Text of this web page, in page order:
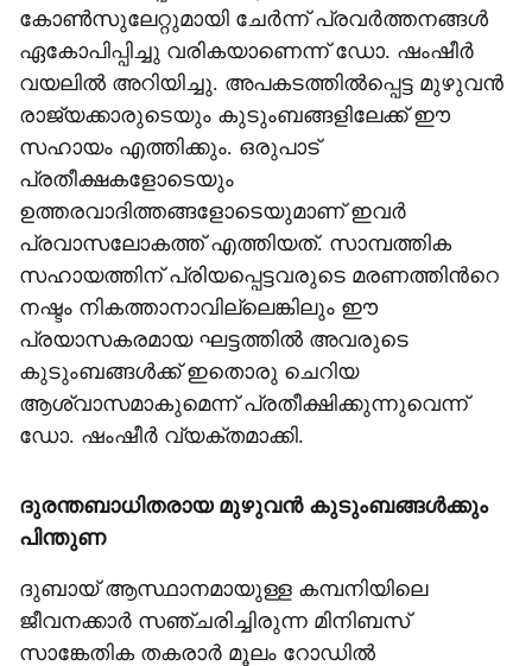
കോൺസുലേറ്റുമായി ചേർന്ന് പ്രവർത്തനങ്ങൾ
ഏകോപിപ്പിച്ചു വരികയാണെന്ന് ഡോ. ഷംഷീർ
വയലിൽ അറിയിച്ചു. അപകടത്തിൽപ്പെട്ട മുഴുവൻ
രാജ്യക്കാരുടെയും കുടുംബങ്ങളിലേക്ക് ഈ
സഹായം എത്തിക്കും. ഒരുപാട്
പ്രതീക്ഷകളോടെയും
ഉത്തരവാദിത്തങ്ങളോടെയുമാണ് ഇവർ
പ്രവാസലോകത്ത് എത്തിയത്. സാമ്പത്തിക
സഹായത്തിന് പ്രിയപ്പെട്ടവരുടെ മരണത്തിന്‍റെ
നഷ്ടം നികത്താനാവില്ലെങ്കിലും ഈ
പ്രയാസകരമായ ഘട്ടത്തിൽ അവരുടെ
കുടുംബങ്ങൾക്ക് ഇതൊരു ചെറിയ
ആശ്വാസമാകുമെന്ന് പ്രതീക്ഷിക്കുന്നുവെന്ന്
ഡോ. ഷംഷീർ വ്യക്തമാക്കി.
ദുരന്തബാധിതരായ മുഴുവൻ കുടുംബങ്ങൾക്കും
പിന്തുണ
ദുബായ് ആസ്ഥാനമായുള്ള കമ്പനിയിലെ
ജീവനക്കാർ സഞ്ചരിച്ചിരുന്ന മിനിബസ്
സാങ്കേതിക തകരാർ മൂലം റോഡിൽ